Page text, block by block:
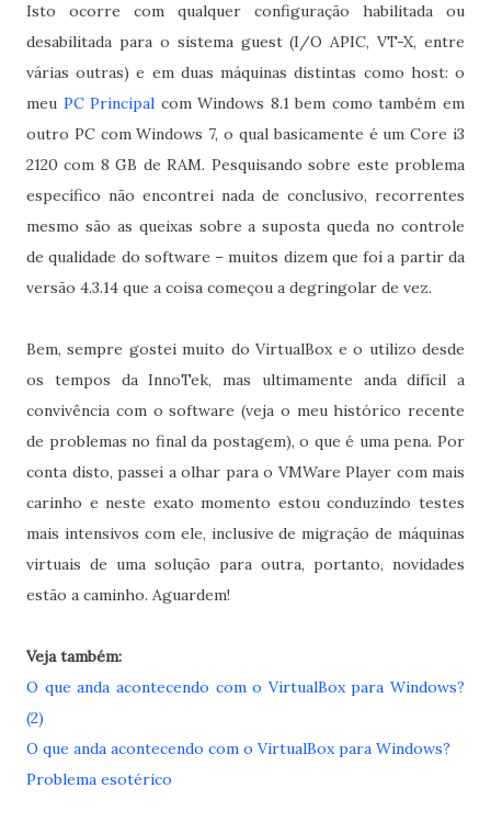
Isto ocorre com qualquer configuração habilitada ou
desabilitada para o sistema guest (I/O APIC, VT-X, entre
várias outras) e em duas máquinas distintas como host: o
meu PC Principal com Windows 8.1 bem como também em
outro PC com Windows 7, o qual basicamente é um Core i3
2120 com 8 GB de RAM. Pesquisando sobre este problema
específico não encontrei nada de conclusivo, recorrentes
mesmo são as queixas sobre a suposta queda no controle
de qualidade do software – muitos dizem que foi a partir da
versão 4.3.14 que a coisa começou a degringolar de vez.
Bem, sempre gostei muito do VirtualBox e o utilizo desde
os tempos da InnoTek, mas ultimamente anda difícil a
convivência com o software (veja o meu histórico recente
de problemas no final da postagem), o que é uma pena. Por
conta disto, passei a olhar para o VMWare Player com mais
carinho e neste exato momento estou conduzindo testes
mais intensivos com ele, inclusive de migração de máquinas
virtuais de uma solução para outra, portanto, novidades
estão a caminho. Aguardem!
Veja também:
O que anda acontecendo com o VirtualBox para Windows?
(2)
O que anda acontecendo com o VirtualBox para Windows?
Problema esotérico